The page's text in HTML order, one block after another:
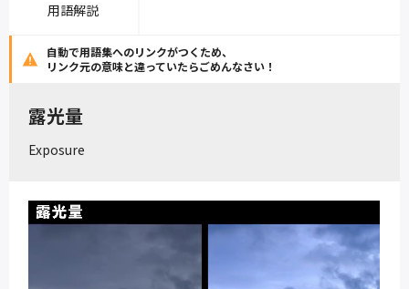
用語解説
自動で用語集へのリンクがつくため、
リンク元の意味と違っていたらごめんなさい！
露光量
Exposure